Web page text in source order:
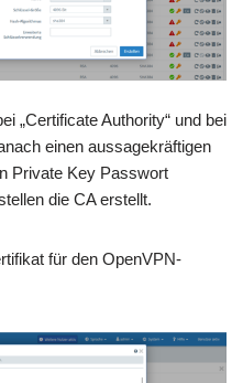
„Certificate Authority“ und bei
einen aussagekräftigen
Private Key Passwort
die CA erstellt.
für den OpenVPN-